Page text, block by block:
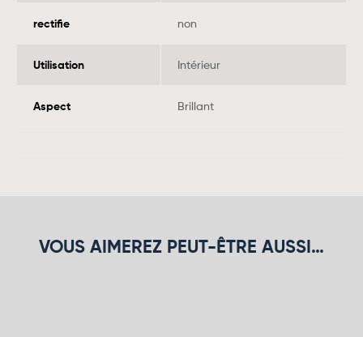
rectifie non
Utilisation Intérieur
Aspect Brillant
VOUS AIMEREZ PEUT-ÊTRE AUSSI…